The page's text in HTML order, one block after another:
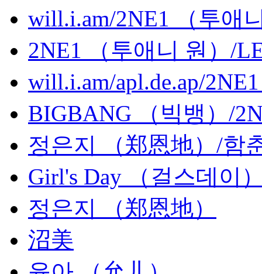
will.i.am/2NE1 （투애
2NE1 （투애니 원）/
will.i.am/apl.de.ap/
BIGBANG （빅뱅）/
정은지 （郑恩地）/함
Girl's Day （걸스데이
정은지 （郑恩地）
沼美